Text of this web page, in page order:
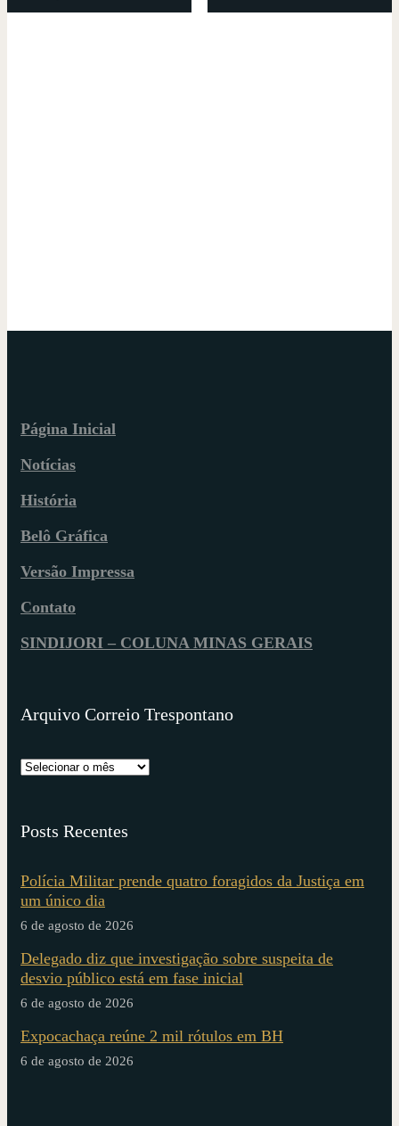
Página Inicial
Notícias
História
Belô Gráfica
Versão Impressa
Contato
SINDIJORI – COLUNA MINAS GERAIS
Arquivo Correio Trespontano
Posts Recentes
Polícia Militar prende quatro foragidos da Justiça em
um único dia
6 de agosto de 2026
Delegado diz que investigação sobre suspeita de
desvio público está em fase inicial
6 de agosto de 2026
Expocachaça reúne 2 mil rótulos em BH
6 de agosto de 2026